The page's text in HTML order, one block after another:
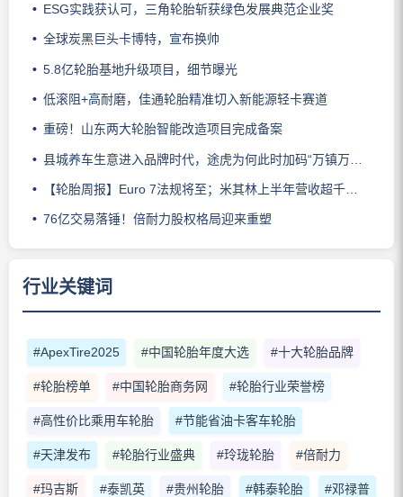
ESG实践获认可，三角轮胎斩获绿色发展典范企业奖
全球炭黑巨头卡博特，宣布换帅
5.8亿轮胎基地升级项目，细节曝光
低滚阻+高耐磨，佳通轮胎精准切入新能源轻卡赛道
重磅！山东两大轮胎智能改造项目完成备案
县城养车生意进入品牌时代，途虎为何此时加码“万镇万店”？
【轮胎周报】Euro 7法规将至；米其林上半年营收超千亿；倍耐力上半年盈利稳增；龙星炭黑斩获欧洲近万吨订单
76亿交易落锤！倍耐力股权格局迎来重塑
行业关键词
#ApexTire2025 #中国轮胎年度大选 #十大轮胎品牌
#轮胎榜单 #中国轮胎商务网 #轮胎行业荣誉榜
#高性价比乘用车轮胎 #节能省油卡客车轮胎
#天津发布 #轮胎行业盛典 #玲珑轮胎 #倍耐力
#玛吉斯 #泰凯英 #贵州轮胎 #韩泰轮胎 #邓禄普